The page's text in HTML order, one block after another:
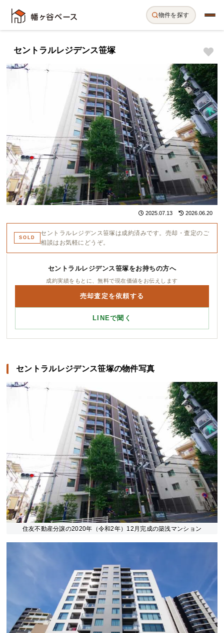
物件を探す
セントラルレジデンス笹塚
2025.07.13 2026.06.20
SOLD
セントラルレジデンス笹塚は成約済みです。売却・査定のご
相談はお気軽にどうぞ。
セントラルレジデンス笹塚をお持ちの方へ
成約実績をもとに、無料で現在価値をお伝えします
売却査定を依頼する
LINEで聞く
セントラルレジデンス笹塚の物件写真
住友不動産分譲の2020年（令和2年）12月完成の築浅マンション